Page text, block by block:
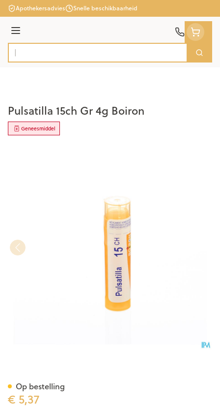
Ga naar de inhoud
Apothekersadvies Snelle beschikbaarheid
Menu
Product, merk, categorie... Zoek
Pulsatilla 15ch Gr 4g Boiron
Geneesmiddel
€ 5,37
Op bestelling